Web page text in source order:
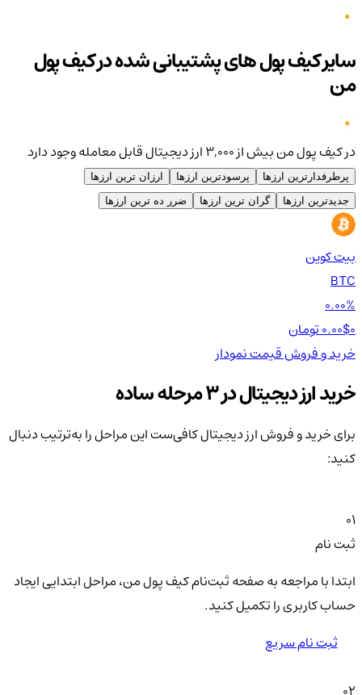
سایر کیف پول های پشتیبانی شده در کیف پول
من
در کیف پول من بیش از ۳,۰۰۰ ارز دیجیتال قابل معامله وجود دارد
پرطرفدارترین ارزها پرسودترین ارزها
ارزان ترین ارزها
جدیدترین ارزها
گران ترین ارزها ضرر ده ترین ارزها
بیت کوین
BTC
0.00%
0.00$
خرید و فروشقیمتنمودار
خرید ارز دیجیتال در 3 مرحله ساده
برای خرید و فروش ارز دیجیتال کافی‌ست این مراحل را به‌ترتیب دنبال
کنید:
01
ثبت نام
ابتدا با مراجعه به صفحه ثبت‌نام کیف‌ پول من، مراحل ابتدایی ایجاد
حساب کاربری را تکمیل کنید.
ثبت نام سریع